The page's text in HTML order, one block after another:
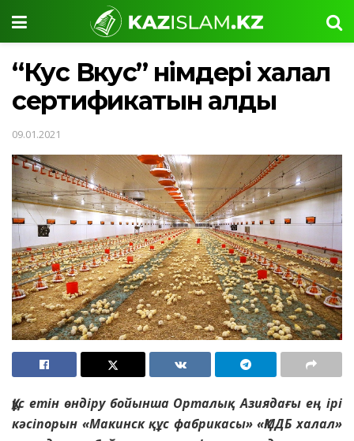
“Кус Вкус” өнімдері халал
сертификатын алды
09.01.2021
Құс етін өндіру бойынша Орталық Азиядағы ең ірі
кәсіпорын «Макинск құс фабрикасы» «ҚМДБ халал»